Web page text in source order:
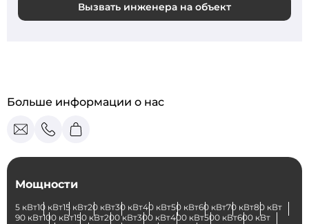
Вызвать инженера на объект
Больше информации о нас
Мощности
5 кВт10 кВт15 кВт20 кВт30 кВт40 кВт50 кВт60 кВт70 кВт80 кВт
90 кВт100 кВт150 кВт200 кВт300 кВт400 кВт500 кВт600 кВт